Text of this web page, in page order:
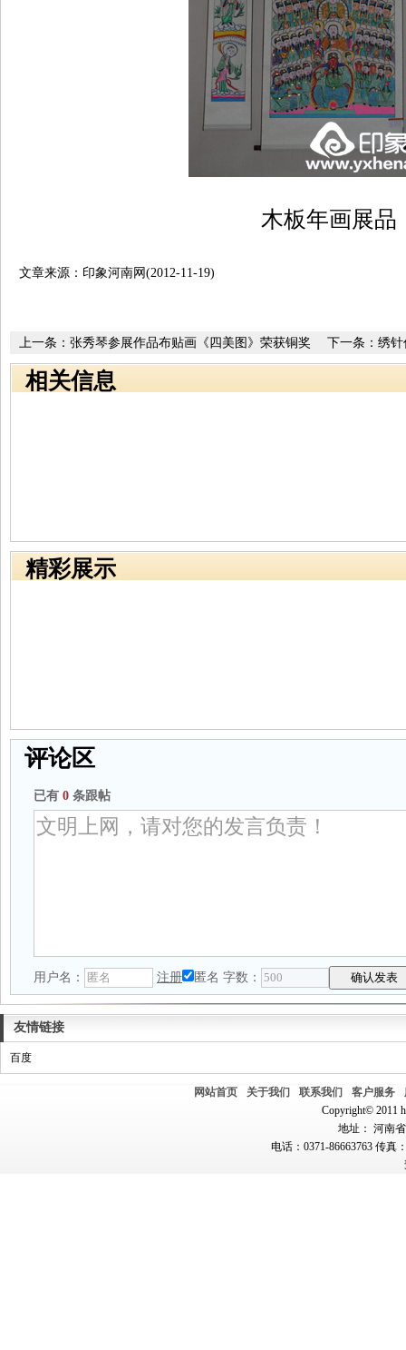
木板年画展品
文章来源：印象河南网(2012-11-19)
下一条： 绣针
上一条： 张秀琴参展作品布贴画《四美图》荣获铜奖
相关信息
精彩展示
评论区
已有 0 条跟帖
用户名： 注册 匿名 字数：
友情链接
百度
网站首页 关于我们 联系我们 客户服务
Copyright© 2011
地址： 河南
电话：0371-86663763 传真